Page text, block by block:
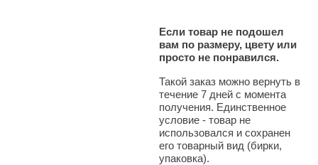
Если товар не подошел
вам по размеру, цвету или
просто не понравился.
Такой заказ можно вернуть в
течение 7 дней с момента
получения. Единственное
условие - товар не
использовался и сохранен
его товарный вид (бирки,
упаковка).